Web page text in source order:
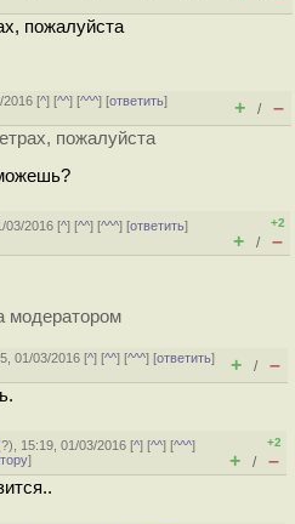
пожалуйста
2016 [^] [^^] [^^^] [ответить]
+ / –
пожалуйста
03/2016 [^] [^^] [^^^] [ответить]
+2
+ / –
модератором
01/03/2016 [^] [^^] [^^^] [ответить]
+ / –
?), 15:19, 01/03/2016 [^] [^^] [^^^]
]
+2
+ / –